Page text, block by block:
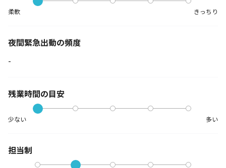
柔軟 きっちり
夜間緊急出動の頻度
-
残業時間の目安
少ない 多い
担当制